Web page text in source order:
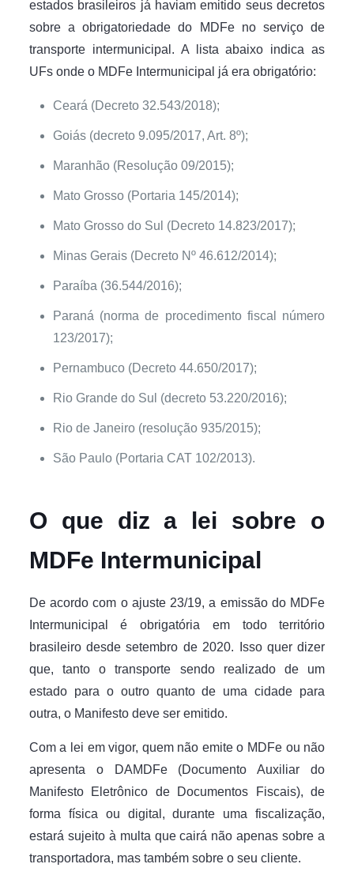
estados brasileiros já haviam emitido seus decretos
sobre a obrigatoriedade do MDFe no serviço de
transporte intermunicipal. A lista abaixo indica as
UFs onde o MDFe Intermunicipal já era obrigatório:
Ceará (Decreto 32.543/2018);
Goiás (decreto 9.095/2017, Art. 8º);
Maranhão (Resolução 09/2015);
Mato Grosso (Portaria 145/2014);
Mato Grosso do Sul (Decreto 14.823/2017);
Minas Gerais (Decreto Nº 46.612/2014);
Paraíba (36.544/2016);
Paraná (norma de procedimento fiscal número
123/2017);
Pernambuco (Decreto 44.650/2017);
Rio Grande do Sul (decreto 53.220/2016);
Rio de Janeiro (resolução 935/2015);
São Paulo (Portaria CAT 102/2013).
O que diz a lei sobre o
MDFe Intermunicipal
De acordo com o ajuste 23/19, a emissão do MDFe
Intermunicipal é obrigatória em todo território
brasileiro desde setembro de 2020. Isso quer dizer
que, tanto o transporte sendo realizado de um
estado para o outro quanto de uma cidade para
outra, o Manifesto deve ser emitido.
Com a lei em vigor, quem não emite o MDFe ou não
apresenta o DAMDFe (Documento Auxiliar do
Manifesto Eletrônico de Documentos Fiscais), de
forma física ou digital, durante uma fiscalização,
estará sujeito à multa que cairá não apenas sobre a
transportadora, mas também sobre o seu cliente.